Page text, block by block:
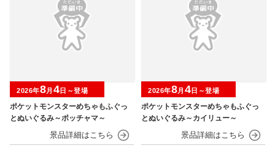
ポケットモンスターめちゃもふぐっ
とぬいぐるみ～ポッチャマ～
2026年8月 4日～登場
ポケットモンスターめちゃもふぐっ
とぬいぐるみ～カイリュー～
2026年8月 4日～登場